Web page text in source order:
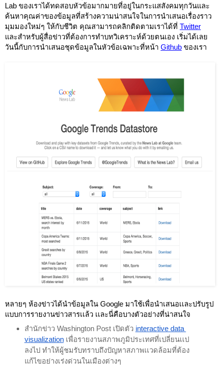
Lab ของเราได้ทดสอบหัวข้อมากมายที่อยู่ในกระแสสังคมทุกวันและ
ค้นหาคุณค่าของข้อมูลที่สร้างความน่าสนใจในการนำเสนอเรื่องราว
มุมมองใหม่ๆ ให้กับชีวิต คุณสามารถคลิกติดตามเราได้ที่ Twitter
และสำหรับผู้สื่อข่าวที่ต้องการทำบทวิเคราะห์ด้วยตนเอง เริ่มได้เลย
วันนี้กับการนำเสนอชุดข้อมูลในหัวข้อเฉพาะที่หน้า Github ของเรา
หลายๆ ห้องข่าวได้นำข้อมูลใน Google มาใช้เพื่อนำเสนอเเละปรับรูป
แบบการรายงานข่าวสารเเล้ว เเละนี่คือบางตัวอย่างที่น่าสนใจ
สำนักข่าว Washington Post เปิดตัว interactive data
visualization เพื่อรายงานสภาพภูมิประเทศที่เปลี่ยนเเป
ลงไป ทำให้ผู้ชมรับทราบถึงปัญหาสภาพเเวดล้อมที่ต้อง
แก้ไขอย่างเร่งด่วนในเมืองต่างๆ